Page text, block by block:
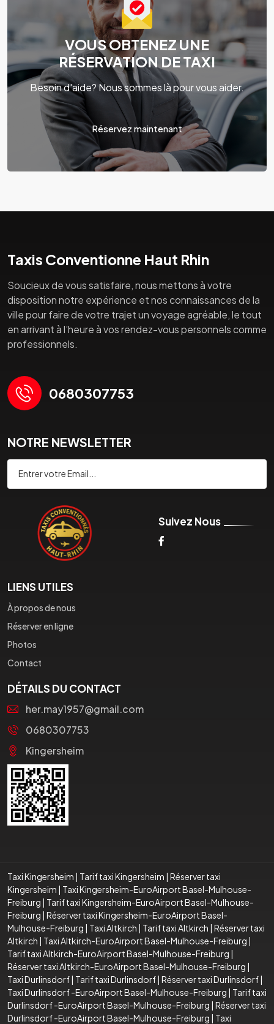
VOUS OBTENEZ UNE
RÉSERVATION DE TAXI
Besoin d'aide? Nous sommes là pour vous aider.
Réservez maintenant
Taxis Conventionne Haut Rhin
Soucieux de vous satisfaire, nous mettons à votre
disposition notre expérience et nos connaissances de la
ville pour faire de votre trajet un voyage agréable, le tout
en arrivant à l’heure à vos rendez-vous personnels comme
professionnels.
0680307753
NOTRE NEWSLETTER
Suivez Nous
LIENS UTILES
À propos de nous
Réserver en ligne
Photos
Contact
DÉTAILS DU CONTACT
her.may1957@gmail.com
0680307753
Kingersheim
Taxi Kingersheim | Tarif taxi Kingersheim | Réserver taxi
Kingersheim | Taxi Kingersheim-EuroAirport Basel-Mulhouse-
Freiburg | Tarif taxi Kingersheim-EuroAirport Basel-Mulhouse-
Freiburg | Réserver taxi Kingersheim-EuroAirport Basel-
Mulhouse-Freiburg | Taxi Altkirch | Tarif taxi Altkirch | Réserver taxi
Altkirch | Taxi Altkirch-EuroAirport Basel-Mulhouse-Freiburg |
Tarif taxi Altkirch-EuroAirport Basel-Mulhouse-Freiburg |
Réserver taxi Altkirch-EuroAirport Basel-Mulhouse-Freiburg |
Taxi Durlinsdorf| Tarif taxi Durlinsdorf| Réserver taxi Durlinsdorf|
Taxi Durlinsdorf -EuroAirport Basel-Mulhouse-Freiburg | Tarif taxi
Durlinsdorf -EuroAirport Basel-Mulhouse-Freiburg | Réserver taxi
Durlinsdorf -EuroAirport Basel-Mulhouse-Freiburg | Taxi